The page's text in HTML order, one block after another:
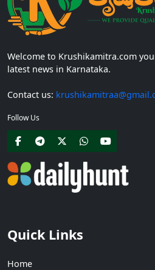
Welcome to Krushikamitra.com
latest news in Karnataka.
Contact us:
Follow Us
Quick Links
Home